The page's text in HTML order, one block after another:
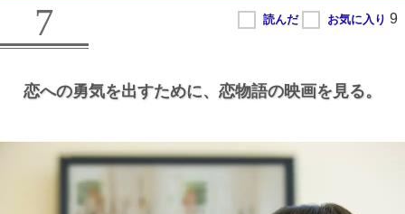
7
恋への勇気を出すために、 恋物語の映画を見る。